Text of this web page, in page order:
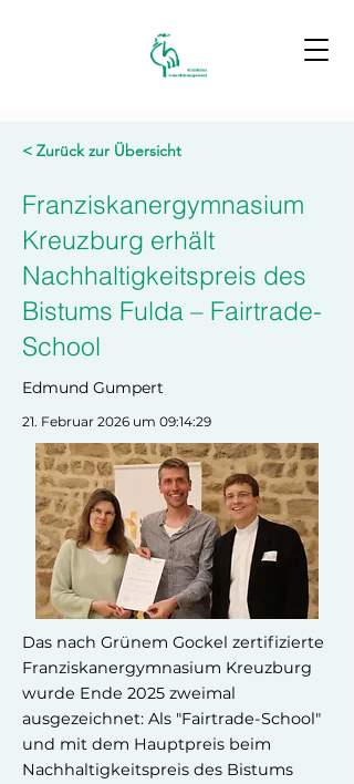
< Zurück zur Übersicht
Franziskanergymnasium
Kreuzburg erhält
Nachhaltigkeitspreis des
Bistums Fulda – Fairtrade-
School
Edmund Gumpert
21. Februar 2026 um 09:14:29
Das nach Grünem Gockel zertifizierte
Franziskanergymnasium Kreuzburg
wurde Ende 2025 zweimal
ausgezeichnet: Als "Fairtrade-School"
und mit dem Hauptpreis beim
Nachhaltigkeitspreis des Bistums